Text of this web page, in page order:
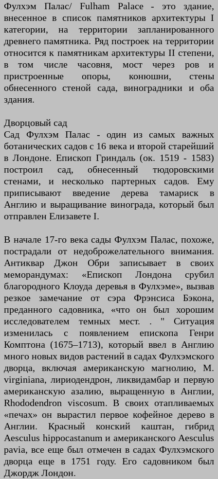
Фулхэм Палас/ Fulham Palace - это здание,
внесенное в список памятников архитектуры I
категории, на территории запланированного
древнего памятника. Ряд построек на территории
относится к памятникам архитектуры II степени,
в том числе часовня, мост через ров и
пристроенные опоры, конюшни, стены
обнесенного стеной сада, виноградники и оба
здания.
Дворцовый сад
Сад Фулхэм Палас - один из самых важных
ботанических садов с 16 века и второй старейший
в Лондоне. Епископ Гриндаль (ок. 1519 - 1583)
построил сад, обнесенный тюдоровскими
стенами, и несколько партерных садов. Ему
приписывают введение дерева тамариск в
Англию и выращивание винограда, который был
отправлен Елизавете I.
В начале 17-го века сады Фулхэм Палас, похоже,
пострадали от недоброжелательного внимания.
Антиквар Джон Обри записывает в своих
меморандумах: «Епископ Лондона срубил
благородного Клоуда деревья в Фулхэме», вызвав
резкое замечание от сэра Фрэнсиса Бэкона,
преданного садовника, «что он был хорошим
исследователем темных мест. . " Ситуация
изменилась с появлением епископа Генри
Комптона (1675–1713), который ввел в Англию
много новых видов растений в садах Фулхэмского
дворца, включая американскую магнолию, M.
virginiana, лириодендрон, ликвидамбар и первую
американскую азалию, выращенную в Англии,
Rhododendron viscosum. В своих отапливаемых
«печах» он вырастил первое кофейное дерево в
Англии. Красный конский каштан, гибрид
Aesculus hippocastanum и американского Aesculus
pavia, все еще был отмечен в садах Фулхэмского
дворца еще в 1751 году. Его садовником был
Джордж Лондон.